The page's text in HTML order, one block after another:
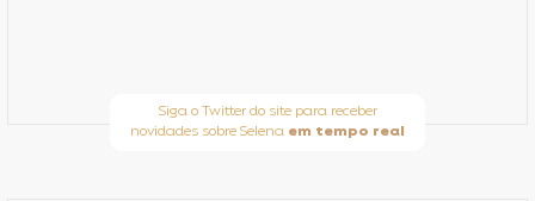
Siga o Twitter do site para receber
novidades sobre Selena em tempo real